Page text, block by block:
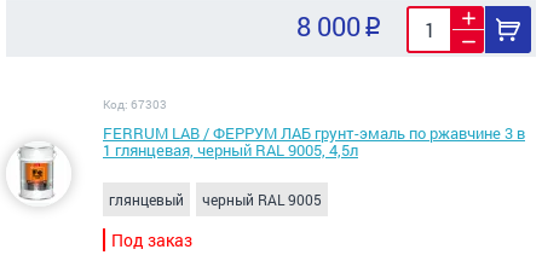
8 000
Код: 67303
FERRUM LAB / ФЕРРУМ ЛАБ грунт-эмаль по ржавчине 3 в
1 глянцевая, черный RAL 9005, 4,5л
глянцевый черный RAL 9005
Под заказ